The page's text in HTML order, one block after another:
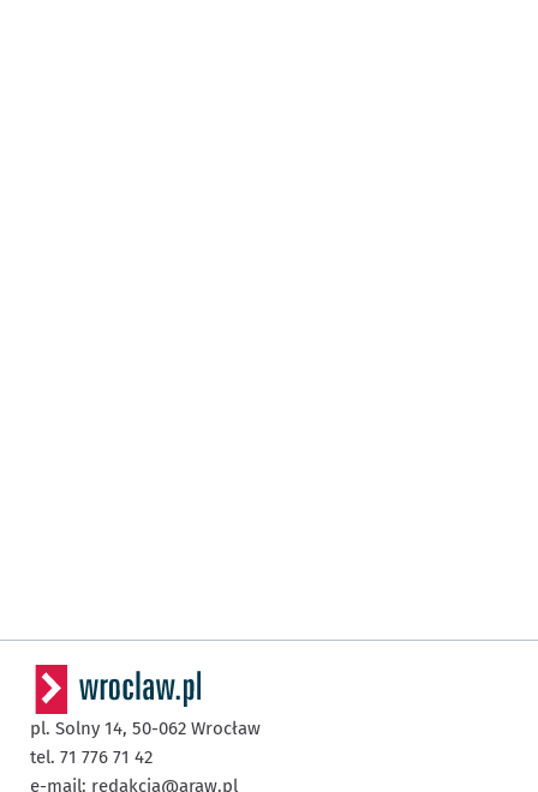
pl. Solny 14, 50-062 Wrocław
tel. 71 776 71 42
e-mail: redakcja@araw.pl